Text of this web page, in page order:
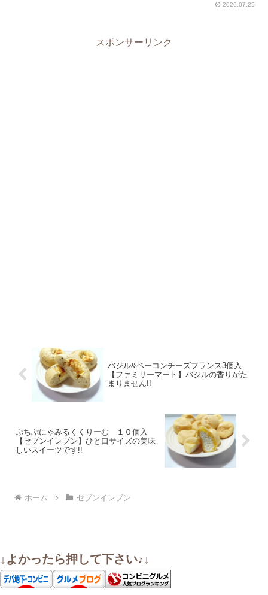
2026.07.25
スポンサーリンク
バジル&ベーコンチーズフランス3個入
【ファミリーマート】バジルの香りがた
まりません!!
ぷちぷにゃみるくくりーむ １０個入
【セブンイレブン】ひと口サイズの美味
しいスイーツです!!
ホーム セブンイレブン
↓よかったら押して下さい♪↓